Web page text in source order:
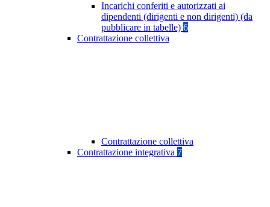
Incarichi conferiti e autorizzati ai
dipendenti (dirigenti e non dirigenti) (da
pubblicare in tabelle) 6
Contrattazione collettiva
Contrattazione collettiva
Contrattazione integrativa 7